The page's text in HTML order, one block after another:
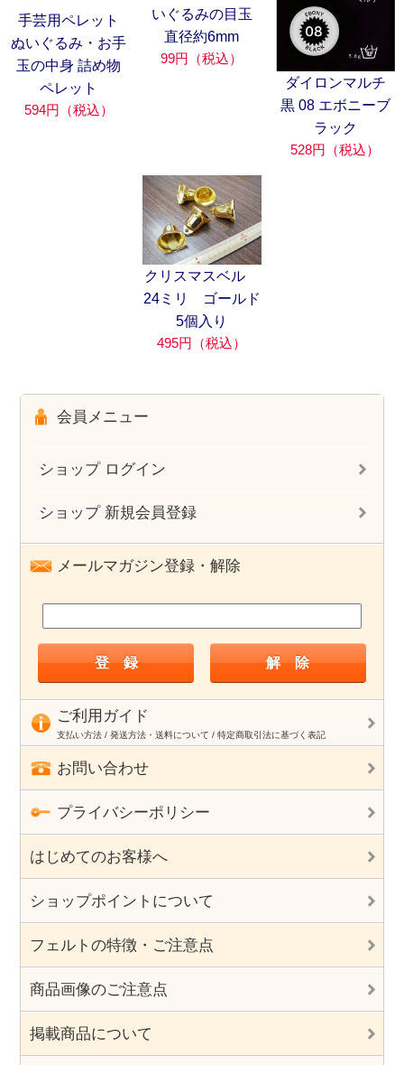
手芸用ペレット
ぬいぐるみ・お手
玉の中身 詰め物
ペレット
594円（税込）
いぐるみの目玉
直径約6mm
99円（税込）
ダイロンマルチ
黒 08 エボニーブ
ラック
528円（税込）
クリスマスベル
24ミリ ゴールド
5個入り
495円（税込）
会員メニュー
ショップ ログイン
ショップ 新規会員登録
メールマガジン登録・解除
ご利用ガイド
支払い方法 / 発送方法・送料について / 特定商取引法に基づく表記
お問い合わせ
プライバシーポリシー
はじめてのお客様へ
ショップポイントについて
フェルトの特徴・ご注意点
商品画像のご注意点
掲載商品について